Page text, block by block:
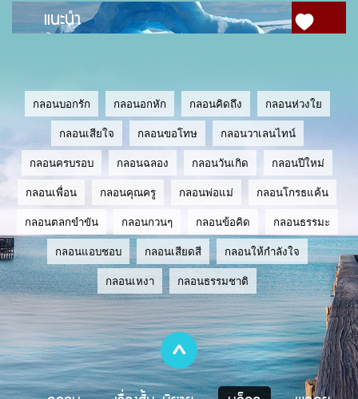
แนะนำ
กลอนบอกรัก กลอนอกหัก กลอนคิดถึง กลอนห่วงใย
กลอนเสียใจ กลอนขอโทษ กลอนวาเลนไทน์
กลอนครบรอบ กลอนฉลอง กลอนวันเกิด กลอนปีใหม่
กลอนเพื่อน กลอนคุณครู กลอนพ่อแม่ กลอนโกรธแค้น
กลอนตลกขำขัน กลอนกวนๆ กลอนข้อคิด กลอนธรรมะ
กลอนแอบชอบ กลอนเสียดสี กลอนให้กำลังใจ
กลอนเหงา กลอนธรรมชาติ